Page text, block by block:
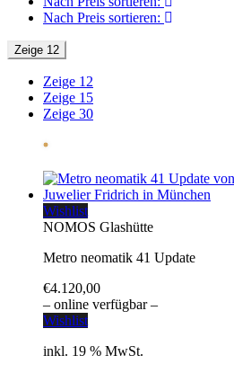
Nach Preis sortieren:
Zeige 12
Zeige 12
Zeige 15
Zeige 30
Wishlist
NOMOS Glashütte
Metro neomatik 41 Update
€4.120,00
– online verfügbar –
Wishlist
inkl. 19 % MwSt.